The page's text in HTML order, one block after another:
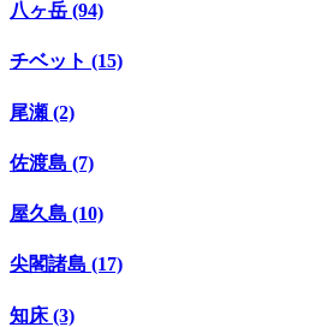
八ヶ岳 (94)
チベット (15)
尾瀬 (2)
佐渡島 (7)
屋久島 (10)
尖閣諸島 (17)
知床 (3)